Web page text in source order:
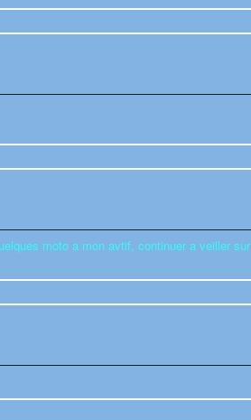
moto a mon avtif, continuer a veiller sur